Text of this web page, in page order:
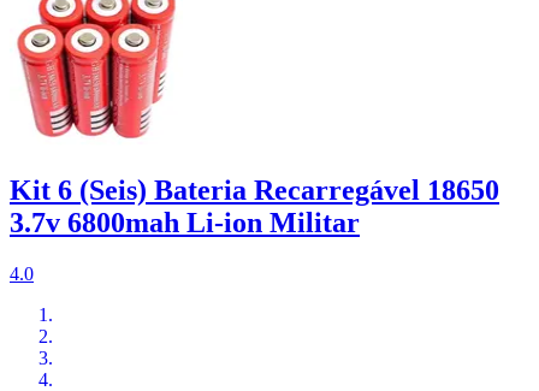
Kit 6 (Seis) Bateria Recarregável 18650
3.7v 6800mah Li-ion Militar
4.0